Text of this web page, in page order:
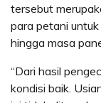
tersebut
para petani
hingga masa
“Dari hasil
kondisi baik.